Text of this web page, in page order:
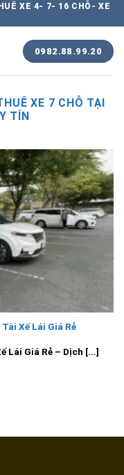
XE 4- 7- 16 CHỖ- XE
0982.88.99.20
XE 7 CHỖ TẠI
TÍN
Xế Lái Giá Rẻ
Lái Giá Rẻ – Dịch [...]